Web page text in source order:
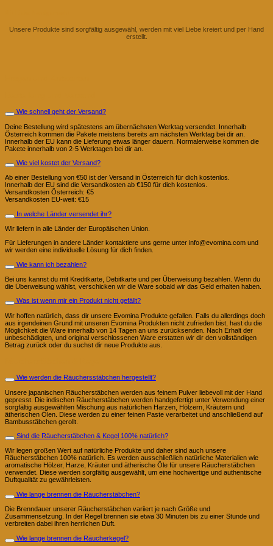
Unsere Produkte sind sorgfältig ausgewähl, werden mit viel Liebe kreiert und per Hand
erstellt.
Wie schnell geht der Versand?
Deine Bestellung wird spätestens am übernächsten Werktag versendet. Innerhalb
Österreich kommen die Pakete meistens bereits am nächsten Werktag bei dir an.
Innerhalb der EU kann die Lieferung etwas länger dauern. Normalerweise kommen die
Pakete innerhalb von 2-5 Werktagen bei dir an.
Wie viel kostet der Versand?
Ab einer Bestellung von €50 ist der Versand in Österreich für dich kostenlos.
Innerhalb der EU sind die Versandkosten ab €150 für dich kostenlos.
Versandkosten Österreich: €5
Versandkosten EU-weit: €15
In welche Länder versendet ihr?
Wir liefern in alle Länder der Europäischen Union.
Für Lieferungen in andere Länder kontaktiere uns gerne unter info@evomina.com und
wir werden eine individuelle Lösung für dich finden.
Wie kann ich bezahlen?
Bei uns kannst du mit Kreditkarte, Debitkarte und per Überweisung bezahlen. Wenn du
die Überweisung wählst, verschicken wir die Ware sobald wir das Geld erhalten haben.
Was ist wenn mir ein Produkt nicht gefällt?
Wir hoffen natürlich, dass dir unsere Evomina Produkte gefallen. Falls du allerdings doch
aus irgendeinen Grund mit unseren Evomina Produkten nicht zufrieden bist, hast du die
Möglichkeit die Ware innerhalb von 14 Tagen an uns zurücksenden. Nach Erhalt der
unbeschädigten, und original verschlossenen Ware erstatten wir dir den vollständigen
Betrag zurück oder du suchst dir neue Produkte aus.
Wie werden die Räuchersstäbchen hergestellt?
Unsere japanischen Räucherstäbchen werden aus feinem Pulver liebevoll mit der Hand
gepresst. Die indischen Räucherstäbchen werden handgefertigt unter Verwendung einer
sorgfältig ausgewählten Mischung aus natürlichen Harzen, Hölzern, Kräutern und
ätherischen Ölen. Diese werden zu einer feinen Paste verarbeitet und anschließend auf
Bambusstäbchen gerollt.
Sind die Räucherstäbchen & Kegel 100% natürlich?
Wir legen großen Wert auf natürliche Produkte und daher sind auch unsere
Räucherstäbchen 100% natürlich. Es werden ausschließlich natürliche Materialien wie
aromatische Hölzer, Harze, Kräuter und ätherische Öle für unsere Räucherstäbchen
verwendet. Diese werden sorgfältig ausgewählt, um eine hochwertige und authentische
Duftqualität zu gewährleisten.
Wie lange brennen die Räucherstäbchen?
Die Brenndauer unserer Räucherstäbchen variiert je nach Größe und
Zusammensetzung. In der Regel brennen sie etwa 30 Minuten bis zu einer Stunde und
verbreiten dabei ihren herrlichen Duft.
Wie lange brennen die Räucherkegel?